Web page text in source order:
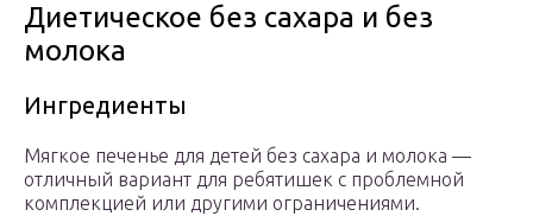
Диетическое без сахара и без
молока
Ингредиенты
Мягкое печенье для детей без сахара и молока —
отличный вариант для ребятишек с проблемной
комплекцией или другими ограничениями.